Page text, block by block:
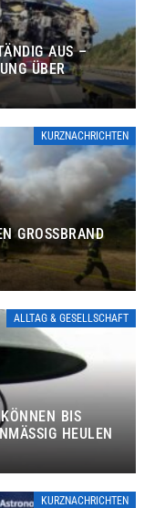
AUS –
ÜBER
KURZNACHRICHTEN
B
ALLTAG & GESELLSCHAFT
BIS
HEULEN
KURZNACHRICHTEN